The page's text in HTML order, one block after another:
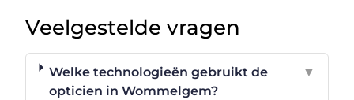
Veelgestelde vragen
Welke technologieën gebruikt de
opticien in Wommelgem?
▼